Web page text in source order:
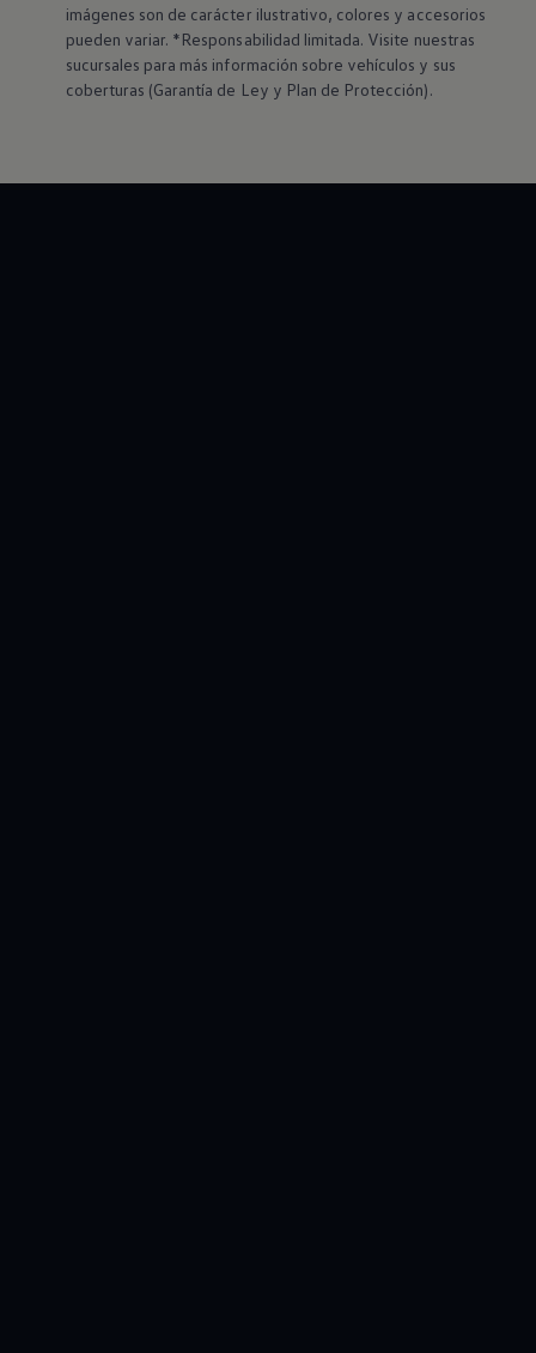
imágenes son de carácter ilustrativo, colores y accesorios
pueden variar. *Responsabilidad limitada. Visite nuestras
sucursales para más información sobre vehículos y sus
coberturas (Garantía de Ley y Plan de Protección).